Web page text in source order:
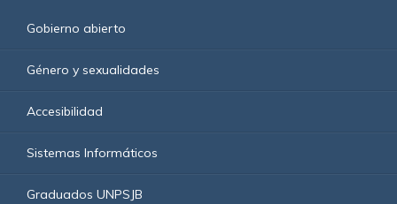
Gobierno abierto
Género y sexualidades
Accesibilidad
Sistemas Informáticos
Graduados UNPSJB